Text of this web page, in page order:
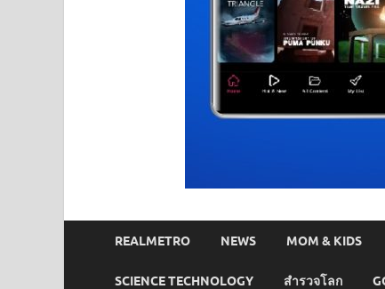
REALMETRO NEWS MOM & KIDS
SCIENCE TECHNOLOGY สำรวจโลก